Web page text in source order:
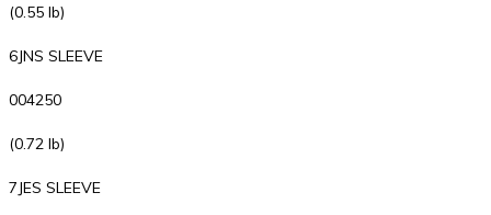
(0.55 lb)
6JNS SLEEVE
004250
(0.72 lb)
7JES SLEEVE